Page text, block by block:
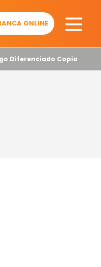
ONLINE
Diferenciado Copia